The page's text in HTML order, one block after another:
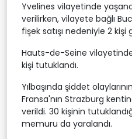
Yvelines vilayetinde
verilirken, vilayete bağlı
fişek satışı nedeniyle 2 kişi
Hauts-de-Seine
kişi tutuklandı.
Yılbaşında şiddet
Fransa'nın Strazburg
verildi. 30 kişinin
memuru da yaralandı.